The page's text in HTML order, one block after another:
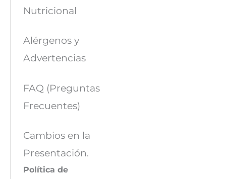
Nutricional
Alérgenos y
Advertencias
FAQ (Preguntas
Frecuentes)
Cambios en la
Presentación.
Política de